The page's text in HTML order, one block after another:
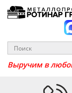
Выручим в любо